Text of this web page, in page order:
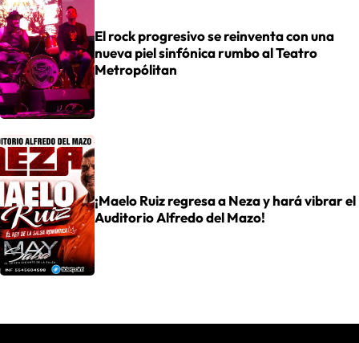
El rock progresivo se reinventa con una
nueva piel sinfónica rumbo al Teatro
Metropólitan
¡Maelo Ruiz regresa a Neza y hará vibrar el
Auditorio Alfredo del Mazo!